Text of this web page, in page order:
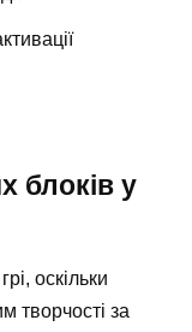
блоків у
оскільки
творчості за